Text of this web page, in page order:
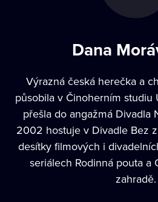
Dana
Výrazná česká herečka a
působila v Činoherním studiu
přešla do angažmá Divadla
2002 hostuje v Divadle Bez
desítky filmových i
seriálech Rodinná pouta a
zahradě.